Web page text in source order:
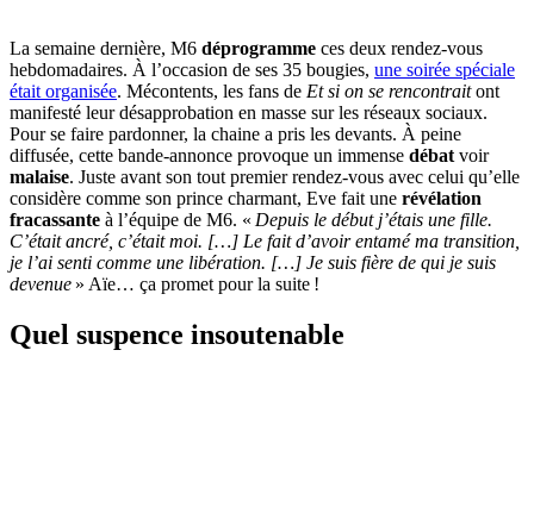
La semaine dernière, M6 déprogramme ces deux rendez-vous
hebdomadaires. À l’occasion de ses 35 bougies, une soirée spéciale
était organisée. Mécontents, les fans de Et si on se rencontraitont
manifesté leur désapprobation en masse sur les réseaux sociaux.
Pour se faire pardonner, la chaine a pris les devants. À peine
diffusée, cette bande-annonce provoque un immense débat voir
malaise. Juste avant son tout premier rendez-vous avec celui qu’elle
considère comme son prince charmant, Eve fait une révélation
fracassante à l’équipe de M6. « Depuis le début j’étais une fille.
C’était ancré, c’était moi. […] Le fait d’avoir entamé ma transition,
je l’ai senti comme une libération. […] Je suis fière de qui je suis
devenue » Aïe… ça promet pour la suite !
Quel suspence insoutenable